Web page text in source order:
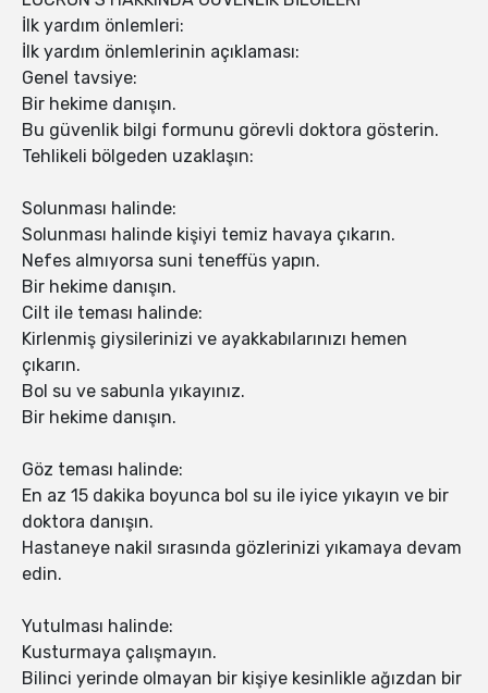
İlk yardım önlemleri:
İlk yardım önlemlerinin açıklaması:
Genel tavsiye:
Bir hekime danışın.
Bu güvenlik bilgi formunu görevli doktora gösterin.
Tehlikeli bölgeden uzaklaşın:
Solunması halinde:
Solunması halinde kişiyi temiz havaya çıkarın.
Nefes almıyorsa suni teneffüs yapın.
Bir hekime danışın.
Cilt ile teması halinde:
Kirlenmiş giysilerinizi ve ayakkabılarınızı hemen
çıkarın.
Bol su ve sabunla yıkayınız.
Bir hekime danışın.
Göz teması halinde:
En az 15 dakika boyunca bol su ile iyice yıkayın ve bir
doktora danışın.
Hastaneye nakil sırasında gözlerinizi yıkamaya devam
edin.
Yutulması halinde:
Kusturmaya çalışmayın.
Bilinci yerinde olmayan bir kişiye kesinlikle ağızdan bir